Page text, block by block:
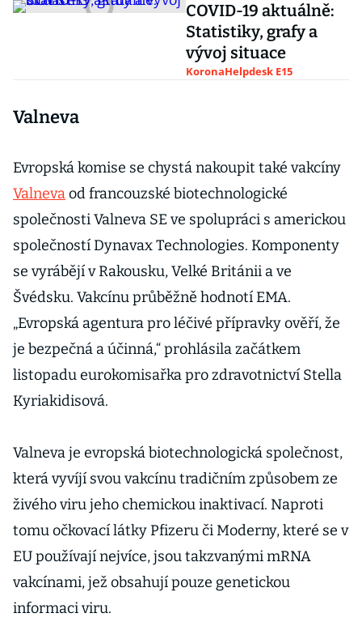
COVID-19 aktuálně:
Statistiky, grafy a
vývoj situace
KoronaHelpdesk E15
Valneva
Evropská komise se chystá nakoupit také vakcíny
Valnevaod francouzské biotechnologické
společnosti Valneva SE ve spolupráci s americkou
společností Dynavax Technologies. Komponenty
se vyrábějí v Rakousku, Velké Británii a ve
Švédsku. Vakcínu průběžně hodnotí EMA.
„Evropská agentura pro léčivé přípravky ověří, že
je bezpečná a účinná,“ prohlásila začátkem
listopadu eurokomisařka pro zdravotnictví Stella
Kyriakidisová.
Valneva je evropská biotechnologická společnost,
která vyvíjí svou vakcínu tradičním způsobem ze
živého viru jeho chemickou inaktivací. Naproti
tomu očkovací látky Pfizeru či Moderny, které se v
EU používají nejvíce, jsou takzvanými mRNA
vakcínami, jež obsahují pouze genetickou
informaci viru.